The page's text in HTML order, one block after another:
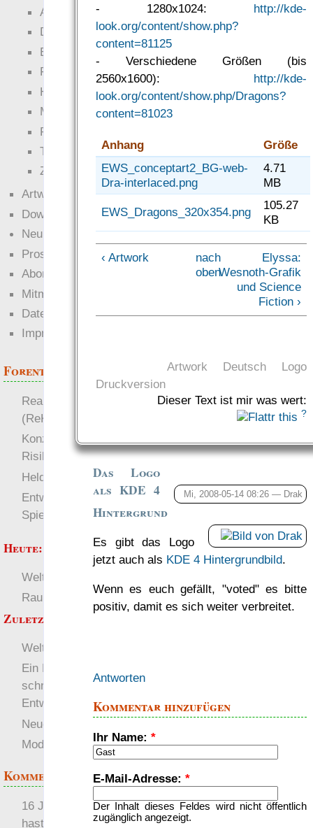
- 1280x1024: http://kde-
look.org/content/show.php?
content=81125
- Verschiedene Größen (bis
2560x1600): http://kde-
look.org/content/show.php/Dragons?
content=81023
Anhang
Größe
EWS_conceptart2_BG-web-
Dra-interlaced.png
4.71
MB
EWS_Dragons_320x354.png
105.27
KB
‹ Artwork
nach
oben
Elyssa:
Wesnoth-Grafik
und Science
Fiction ›
Artwork Deutsch
Logo
Druckversion
Dieser Text ist mir was wert:
?
Mi, 2008-05-14 08:26 — Drak
Das Logo
als KDE 4
Hintergrund
Es gibt das Logo
jetzt auch als KDE 4 Hintergrundbild.
Wenn es euch gefällt, "voted" es bitte
positiv, damit es sich weiter verbreitet.
Antworten
Kommentar hinzufügen
Ihr Name: *
E-Mail-Adresse: *
Der Inhalt dieses Feldes wird nicht öffentlich
zugänglich angezeigt.
Ante Portas
Die neuen Lande
EWS-X
Freihändler
Hinter der Welt
Magie
RaumZeit
Technophob
Zettel-RPG
Artwork
Downloads
Neuigkeiten
Prosa
Abonnieren
Mitmachen
Datenschutz
Impressum
Forenthemen
Realistische Kämpfe
(ReKa)
Konzept für Schwächen:
Risiko
Heldendokument
Entwicklung von
Spielwelten
more
Heute:
Welten
RaumZeit
SL-Tipps
Zuletzt angezeigt:
Welten
Ein Nachteil
schrittweiser RPG-
Entwicklung
Neuer Server
Modul-Übersicht
Kommentare
16 Jahre später: mist, du
hast Recht …